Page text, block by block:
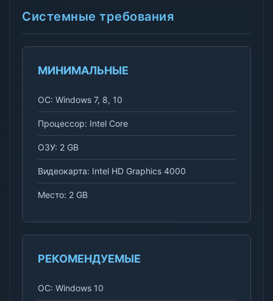
Системные требования
МИНИМАЛЬНЫЕ
ОС: Windows 7, 8, 10
Процессор: Intel Core
ОЗУ: 2 GB
Видеокарта: Intel HD Graphics 4000
Место: 2 GB
РЕКОМЕНДУЕМЫЕ
ОС: Windows 10